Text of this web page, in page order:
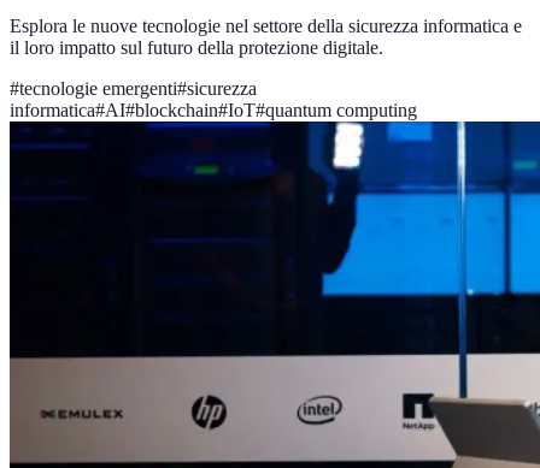
Esplora le nuove tecnologie nel settore della sicurezza informatica e
il loro impatto sul futuro della protezione digitale.
#tecnologie emergenti#sicurezza
informatica#AI#blockchain#IoT#quantum computing